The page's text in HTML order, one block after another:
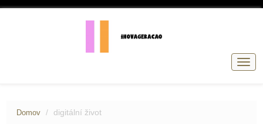
Domov digitální život